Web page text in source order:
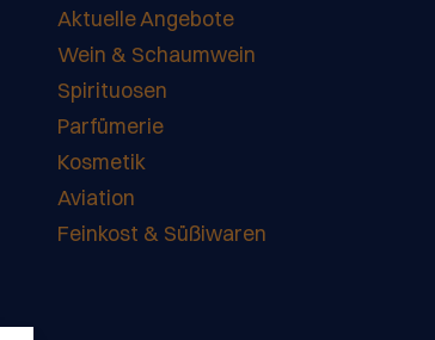
Aktuelle Angebote
Wein & Schaumwein
Spirituosen
Parfümerie
Kosmetik
Aviation
Feinkost & Süßiwaren